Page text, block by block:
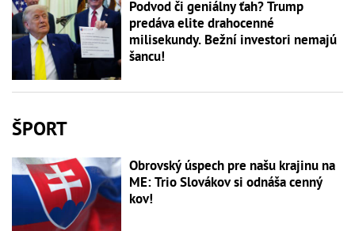
Podvod či geniálny ťah? Trump
predáva elite drahocenné
milisekundy. Bežní investori nemajú
šancu!
ŠPORT
Obrovský úspech pre našu krajinu na
ME: Trio Slovákov si odnáša cenný
kov!